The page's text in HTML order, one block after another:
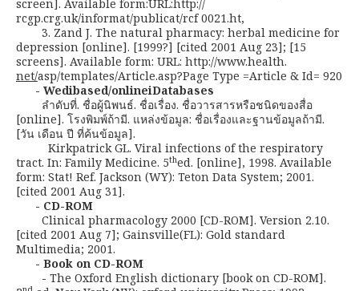
screen]. Available form:URL:http://
rcgp.crg.uk/informat/publicat/rcf 0021.ht,
3. Zand J. The natural pharmacy: herbal medicine for
depression [online]. [1999?] [cited 2001 Aug 23]; [15
screens]. Available form: URL: http://www.health.
net/asp/templates/Article.asp?Page Type =Article & Id= 920
- Wedibased/onlineiDatabases
ลำดับที่. ชื่อผู้นิพนธ์. ชื่อเรื่อง. ชื่อวารสารหรือชนิดของสื่อ
[online]. โรงพิมพ์ถ้ามี. แหล่งข้อมูล: ชื่อเรื่องและฐานข้อมูลถ้ามี.
[วัน เดือน ปี ที่ค้นข้อมูล].
Kirkpatrick GL. Viral infections of the respiratory
tract. In: Family Medicine. 5thed. [online], 1998. Available
form: Stat! Ref. Jackson (WY): Teton Data System; 2001.
[cited 2001 Aug 31].
- CD-ROM
Clinical pharmacology 2000 [CD-ROM]. Version 2.10.
[cited 2001 Aug 7]; Gainsville(FL): Gold standard
Multimedia; 2001.
- Book on CD-ROM
- The Oxford English dictionary [book on CD-ROM].